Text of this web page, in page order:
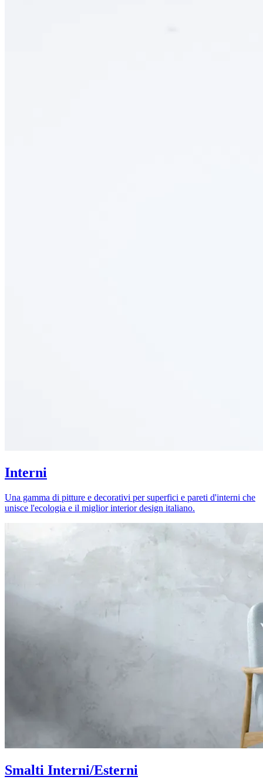
Interni
Una gamma di pitture e decorativi per superfici e pareti d'interni che
unisce l'ecologia e il miglior interior design italiano.
Smalti Interni/Esterni